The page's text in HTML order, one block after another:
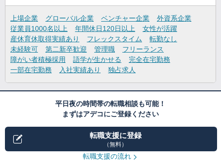
上場企業 グローバル企業 ベンチャー企業
外資系企業
従業員1000名以上
年間休日120日以上
女性が活躍
産休育休取得実績あり
フレックスタイム
転勤なし
未経験可
第二新卒歓迎 管理職
フリーランス
障がい者積極採用
語学が生かせる
完全在宅勤務
一部在宅勤務
入社実績あり 独占求人
平日夜の時間帯の転職相談も可能！
まずはアデコにご登録ください
転職支援に登録
（無料）
転職支援の流れ